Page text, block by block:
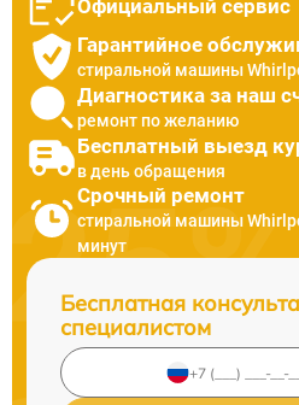
Официальный сервис
Гарантийное
стиральной машины
Диагностика за наш
ремонт по желанию
Бесплатный выезд
в день обращения
Срочный ремонт
стиральной машины
минут
Бесплатная
специалистом